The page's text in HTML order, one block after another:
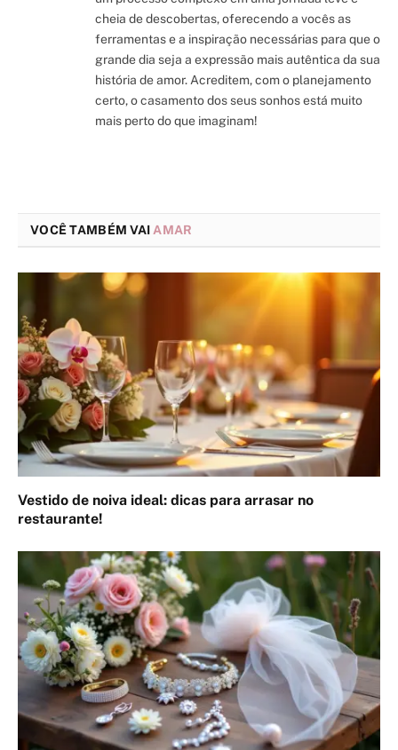
cheia de descobertas, oferecendo a vocês as
ferramentas e a inspiração necessárias para que o
grande dia seja a expressão mais autêntica da sua
história de amor. Acreditem, com o planejamento
certo, o casamento dos seus sonhos está muito
mais perto do que imaginam!
VOCÊ TAMBÉM VAIAMAR
Vestido de noiva ideal: dicas para arrasar no
restaurante!